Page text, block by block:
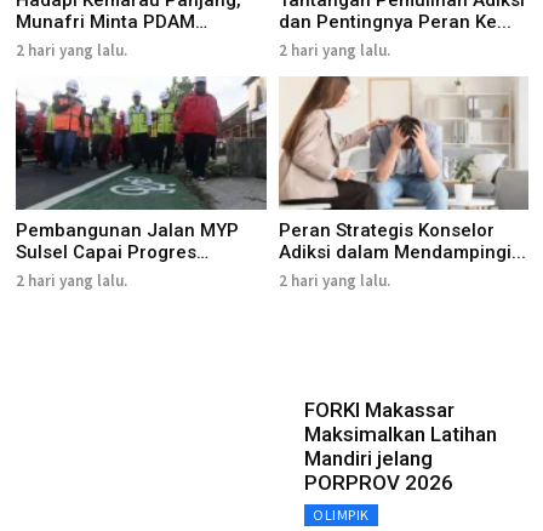
Munafri Minta PDAM
Makassa...
2 hari yang lalu.
dan Pentingnya Peran Ke...
2 hari yang lalu.
Pembangunan Jalan MYP
Sulsel Capai Progres
Signifi...
2 hari yang lalu.
Peran Strategis Konselor
Adiksi dalam Mendampingi...
2 hari yang lalu.
FORKI Makassar
Maksimalkan Latihan
Mandiri jelang
PORPROV 2026
OLIMPIK